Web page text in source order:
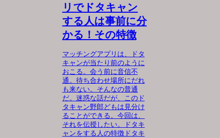
リでドタキャン
する人は事前に分
かる！その特徴
マッチングアプリは、ドタ
キャンが当たり前のように
おこる。会う前に音信不
通。待ち合わせ場所にだれ
も来ない。そんなの普通
だ。迷惑な話だが、このド
タキャン野郎どもは見分け
ることができる。今回は、
それを伝授したい。ドタキ
ャンをする人の特徴ドタキ